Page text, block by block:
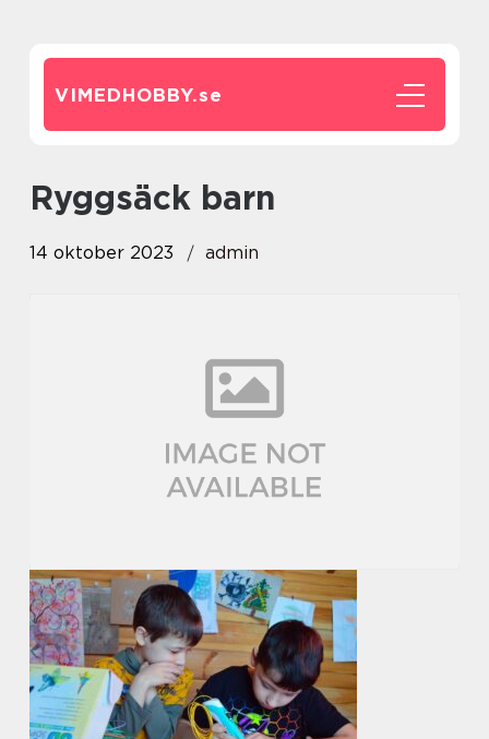
VIMEDHOBBY.se
ryggsäck barn
14 oktober 2023 admin